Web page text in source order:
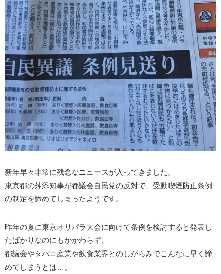
新年早々非常に残念なニュースが入ってきました。
東京都の舛添知事が都議会自民党の反対で、受動喫煙防止条例
の制定を諦めてしまったようです。
昨年の夏に東京オリパラ大会に向けて条例を検討すると発表し
たばかりなのにもかかわらず、
都議会やタバコ産業や飲食業界とのしがらみでこんなに早く諦
めてしまうとは…。